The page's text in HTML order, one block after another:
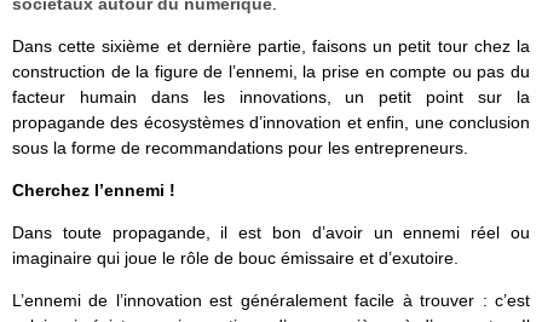
Dans cette sixième et dernière partie, faisons un petit tour chez la
construction de la figure de l’ennemi, la prise en compte ou pas du
facteur humain dans les innovations, un petit point sur la
propagande des écosystèmes d’innovation et enfin, une conclusion
sous la forme de recommandations pour les entrepreneurs.
Cherchez l’ennemi !
Dans toute propagande, il est bon d’avoir un ennemi réel ou
imaginaire qui joue le rôle de bouc émissaire et d’exutoire.
L’ennemi de l’innovation est généralement facile à trouver : c’est